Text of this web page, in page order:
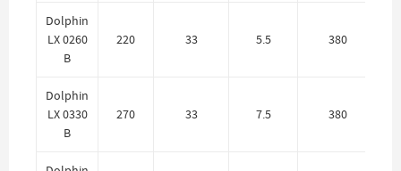
Dolphin
LX 0260
B
220 33 5.5 380
Dolphin
LX 0330
B
270 33 7.5 380